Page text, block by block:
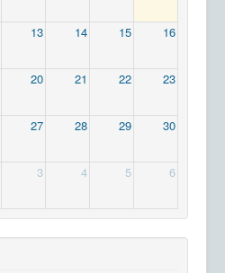
13 14 15 16
20 21 22 23
27 28 29 30
3 4 5 6